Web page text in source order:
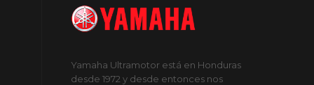
Yamaha Ultramotor está en Honduras
desde 1972 y desde entonces nos